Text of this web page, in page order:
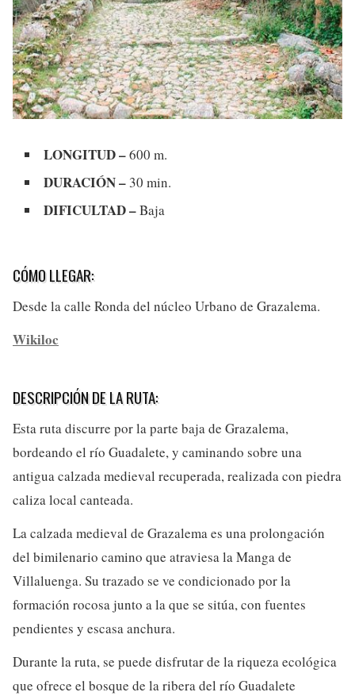
LONGITUD –600 m.
DURACIÓN – 30 min.
DIFICULTAD –Baja
CÓMO LLEGAR:
Desde la calle Ronda del núcleo Urbano de Grazalema.
Wikiloc
DESCRIPCIÓN DE LA RUTA:
Esta ruta discurre por la parte baja de Grazalema,
bordeando el río Guadalete, y caminando sobre una
antigua calzada medieval recuperada, realizada con piedra
caliza local canteada.
La calzada medieval de Grazalema es una prolongación
del bimilenario camino que atraviesa la Manga de
Villaluenga. Su trazado se ve condicionado por la
formación rocosa junto a la que se sitúa, con fuentes
pendientes y escasa anchura.
Durante la ruta, se puede disfrutar de la riqueza ecológica
que ofrece el bosque de la ribera del río Guadalete